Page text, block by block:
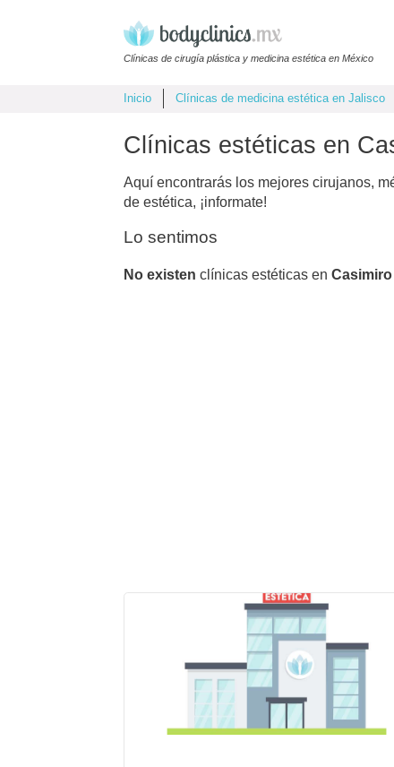
Clínicas de cirugía plástica y medicina estética en México
Inicio Clínicas de medicina estética en Jalisco
Clínicas estéticas en
Aquí encontrarás los mejores cirujanos,
de estética, ¡informate!
Lo sentimos
No existen clínicas estéticas en